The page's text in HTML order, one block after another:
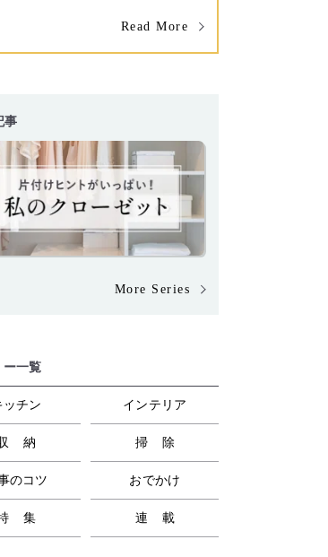
Read More
事
More Series
ー一覧
ッチン インテリア
納 掃除
のコツ おでかけ
集 連載